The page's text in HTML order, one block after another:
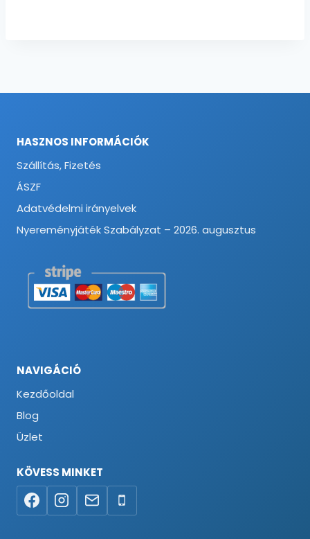
HASZNOS INFORMÁCIÓK
Szállítás, Fizetés
ÁSZF
Adatvédelmi irányelvek
Nyereményjáték Szabályzat – 2026. augusztus
NAVIGÁCIÓ
Kezdőoldal
Blog
Üzlet
KÖVESS MINKET